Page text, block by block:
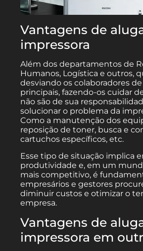
Vantagens de
impressora
Além dos departamentos de
Humanos, Logística e outros,
desviando os colaboradores
principais, fazendo-os cuidar
não são de sua
solucionar o problema da
Como a manutenção dos
reposição de toner, busca e
cartuchos específicos, etc.
Esse tipo de situação implica
produtividade e, em um
mais competitivo, é
empresários e gestores
diminuir custos e otimizar o
empresa.
Vantagens de
impressora em